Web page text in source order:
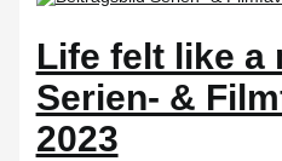
Life felt like a
Serien- &
2023